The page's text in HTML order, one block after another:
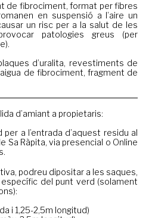
de fibrociment, format per fibres
en suspensió a l’aire un
un risc per a la salut de les
patologies greus (per
d’uralita, revestiments de
de fibrociment, fragment de
d’amiant a propietaris:
per a l’entrada d’aquest residu al
Sa Ràpita, via presencial o Online
podreu dipositar a les saques,
del punt verd (solament
i 1,25-2,5m longitud)